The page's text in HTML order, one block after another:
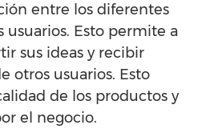
entre los diferentes
usuarios. Esto permite a
sus ideas y recibir
otros usuarios. Esto
de los productos y
el negocio.